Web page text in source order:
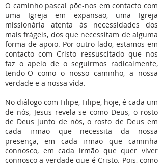
O caminho pascal põe-nos em contacto com
uma Igreja em expansão, uma Igreja
missionária atenta às necessidades dos
mais frágeis, dos que necessitam de alguma
forma de apoio. Por outro lado, estamos em
contacto com Cristo ressuscitado que nos
faz o apelo de o seguirmos radicalmente,
tendo-O como o nosso caminho, a nossa
verdade e a nossa vida.
No diálogo com Filipe, Filipe, hoje, é cada um
de nós, Jesus revela-se como Deus, o rosto
de Deus junto de nós, o rosto de Deus em
cada irmão que necessita da nossa
presença, em cada irmão que caminha
connosco, em cada irmão que quer viver
connosco a verdade que é Cristo. Pois, como